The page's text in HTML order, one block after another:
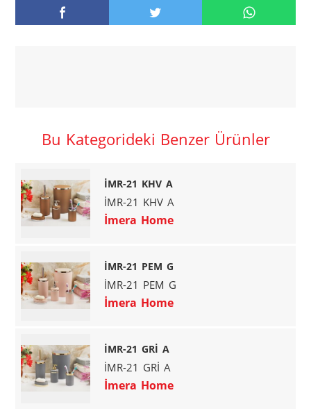
Bu Kategorideki Benzer Ürünler
İMR-21 KHV A
İMR-21 KHV A
İmera Home
İMR-21 PEM G
İMR-21 PEM G
İmera Home
İMR-21 GRİ A
İMR-21 GRİ A
İmera Home